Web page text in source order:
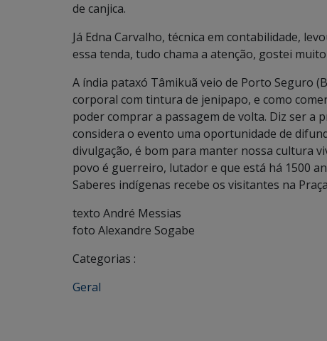
de canjica.
Já Edna Carvalho, técnica em contabilidade,
essa tenda, tudo chama a atenção, gostei
A índia pataxó Tâmikuã veio de Porto Seguro
corporal com tintura de jenipapo, e como
poder comprar a passagem de volta. Diz ser a
considera o evento uma oportunidade de
divulgação, é bom para manter nossa cultura
povo é guerreiro, lutador e que está há 1500
Saberes indígenas recebe os visitantes na
texto André Messias
foto Alexandre Sogabe
Categorias :
Geral